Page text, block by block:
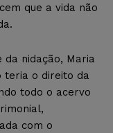
que a vida não
nidação, Maria
teria o direito da
todo o acervo
com o